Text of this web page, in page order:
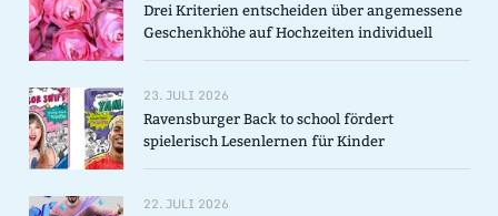
Drei Kriterien entscheiden über angemessene
Geschenkhöhe auf Hochzeiten individuell
23. JULI 2026
Ravensburger Back to school fördert
spielerisch Lesenlernen für Kinder
22. JULI 2026